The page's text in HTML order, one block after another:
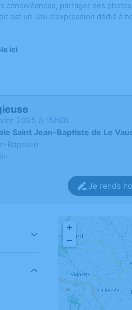
condoléances, partager des
est un lieu d'expression dédié à
ici.
2025 à 15h00
Saint Jean-Baptiste de Le
Baptiste
Je rends
+
−